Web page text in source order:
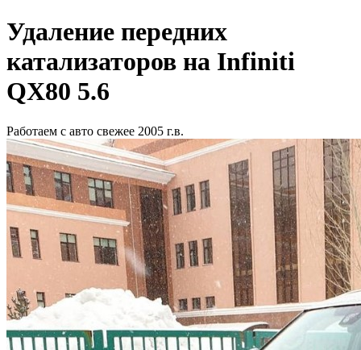
Удаление передних
катализаторов на Infiniti
QX80 5.6
Работаем с авто свежее 2005 г.в.